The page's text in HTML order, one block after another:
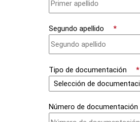
Segundo apellido *
Tipo de documentación *
Número de documentación